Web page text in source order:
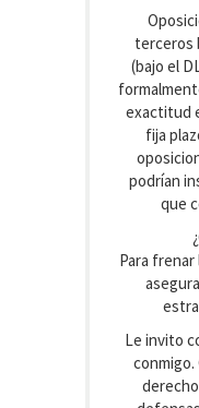
terceros
(bajo el
exactitud
fija
podrían
que
Para
Le invito
conmigo.